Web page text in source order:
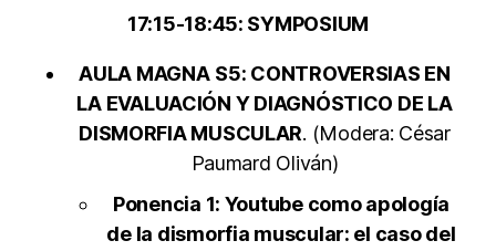
17:15-18:45: SYMPOSIUM
AULA MAGNA S5: CONTROVERSIAS EN
LA EVALUACIÓN Y DIAGNÓSTICO DE LA
DISMORFIA MUSCULAR. (Modera: César
Paumard Oliván)
Ponencia 1: Youtube como apología
de la dismorfia muscular: el caso del